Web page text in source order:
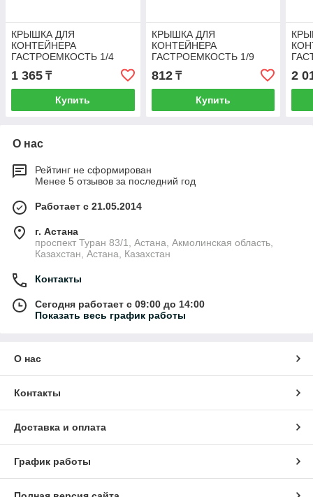
КРЫШКА ДЛЯ
КОНТЕЙНЕРА
ГАСТРОЕМКОСТЬ 1/4
(черная), код ТН ВЭД
3923509000
1 365 ₸
Купить
КРЫШКА ДЛЯ
КОНТЕЙНЕРА
ГАСТРОЕМКОСТЬ 1/9
(черная), код ТН ВЭД
3923509000
812₸
Купить
2
О нас
Рейтинг не сформирован
Менее 5 отзывов за последний год
Работает с 21.05.2014
г. Астана
проспект Туран 83/1, Астана, Акмолинская область,
Казахстан, Астана, Казахстан
Контакты
Сегодня работает с 09:00 до 14:00
Показать весь график работы
О нас
Контакты
Доставка и оплата
График работы